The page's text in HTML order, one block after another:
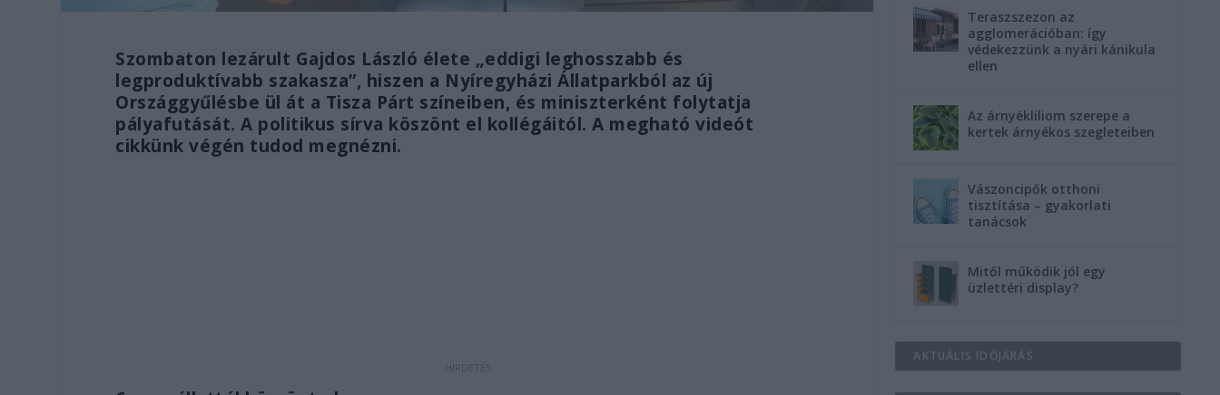
Szombaton lezárult Gajdos László élete „eddigi leghosszabb és
legproduktívabb szakasza”, hiszen a Nyíregyházi Állatparkból az új
Országgyűlésbe ül át a Tisza Párt színeiben, és miniszterként folytatja
pályafutását. A politikus sírva köszönt el kollégáitól. A megható videót
cikkünk végén tudod megnézni.
Teraszszezon az
agglomerációban: így
védekezzünk a nyári kánikula
ellen
Az árnyékliliom szerepe a
kertek árnyékos szegleteiben
Vászoncipők otthoni
tisztítása – gyakorlati
tanácsok
Mitől működik jól egy
üzlettéri display?
AKTUÁLIS IDŐJÁRÁS